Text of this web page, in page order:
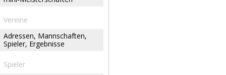
Vereine
Adressen, Mannschaften,
Spieler, Ergebnisse
Spieler